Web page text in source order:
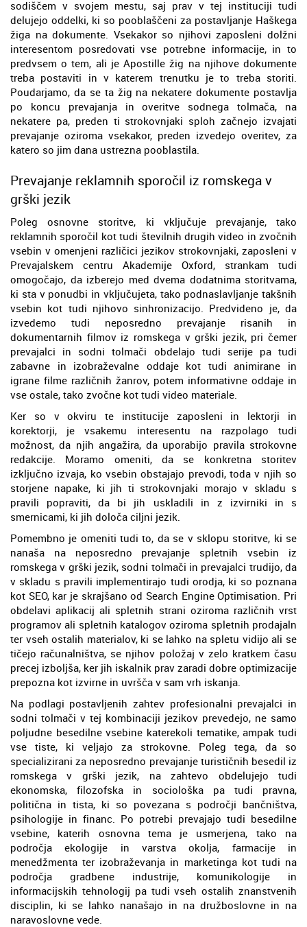
sodiščem v svojem mestu, saj prav v tej instituciji tudi
delujejo oddelki, ki so pooblaščeni za postavljanje Haškega
žiga na dokumente. Vsekakor so njihovi zaposleni dolžni
interesentom posredovati vse potrebne informacije, in to
predvsem o tem, ali je Apostille žig na njihove dokumente
treba postaviti in v katerem trenutku je to treba storiti.
Poudarjamo, da se ta žig na nekatere dokumente postavlja
po koncu prevajanja in overitve sodnega tolmača, na
nekatere pa, preden ti strokovnjaki sploh začnejo izvajati
prevajanje oziroma vsekakor, preden izvedejo overitev, za
katero so jim dana ustrezna pooblastila.
Prevajanje reklamnih sporočil iz romskega v
grški jezik
Poleg osnovne storitve, ki vključuje prevajanje, tako
reklamnih sporočil kot tudi številnih drugih video in zvočnih
vsebin v omenjeni različici jezikov strokovnjaki, zaposleni v
Prevajalskem centru Akademije Oxford, strankam tudi
omogočajo, da izberejo med dvema dodatnima storitvama,
ki sta v ponudbi in vključujeta, tako podnaslavljanje takšnih
vsebin kot tudi njihovo sinhronizacijo. Predvideno je, da
izvedemo tudi neposredno prevajanje risanih in
dokumentarnih filmov iz romskega v grški jezik, pri čemer
prevajalci in sodni tolmači obdelajo tudi serije pa tudi
zabavne in izobraževalne oddaje kot tudi animirane in
igrane filme različnih žanrov, potem informativne oddaje in
vse ostale, tako zvočne kot tudi video materiale.
Ker so v okviru te institucije zaposleni in lektorji in
korektorji, je vsakemu interesentu na razpolago tudi
možnost, da njih angažira, da uporabijo pravila strokovne
redakcije. Moramo omeniti, da se konkretna storitev
izključno izvaja, ko vsebin obstajajo prevodi, toda v njih so
storjene napake, ki jih ti strokovnjaki morajo v skladu s
pravili popraviti, da bi jih uskladili in z izvirniki in s
smernicami, ki jih določa ciljni jezik.
Pomembno je omeniti tudi to, da se v sklopu storitve, ki se
nanaša na neposredno prevajanje spletnih vsebin iz
romskega v grški jezik, sodni tolmači in prevajalci trudijo, da
v skladu s pravili implementirajo tudi orodja, ki so poznana
kot SEO, kar je skrajšano od Search Engine Optimisation. Pri
obdelavi aplikacij ali spletnih strani oziroma različnih vrst
programov ali spletnih katalogov oziroma spletnih prodajaln
ter vseh ostalih materialov, ki se lahko na spletu vidijo ali se
tičejo računalništva, se njihov položaj v zelo kratkem času
precej izboljša, ker jih iskalnik prav zaradi dobre optimizacije
prepozna kot izvirne in uvršča v sam vrh iskanja.
Na podlagi postavljenih zahtev profesionalni prevajalci in
sodni tolmači v tej kombinaciji jezikov prevedejo, ne samo
poljudne besedilne vsebine katerekoli tematike, ampak tudi
vse tiste, ki veljajo za strokovne. Poleg tega, da so
specializirani za neposredno prevajanje turističnih besedil iz
romskega v grški jezik, na zahtevo obdelujejo tudi
ekonomska, filozofska in sociološka pa tudi pravna,
politična in tista, ki so povezana s področji bančništva,
psihologije in financ. Po potrebi prevajajo tudi besedilne
vsebine, katerih osnovna tema je usmerjena, tako na
področja ekologije in varstva okolja, farmacije in
menedžmenta ter izobraževanja in marketinga kot tudi na
področja gradbene industrije, komunikologije in
informacijskih tehnologij pa tudi vseh ostalih znanstvenih
disciplin, ki se lahko nanašajo in na družboslovne in na
naravoslovne vede.